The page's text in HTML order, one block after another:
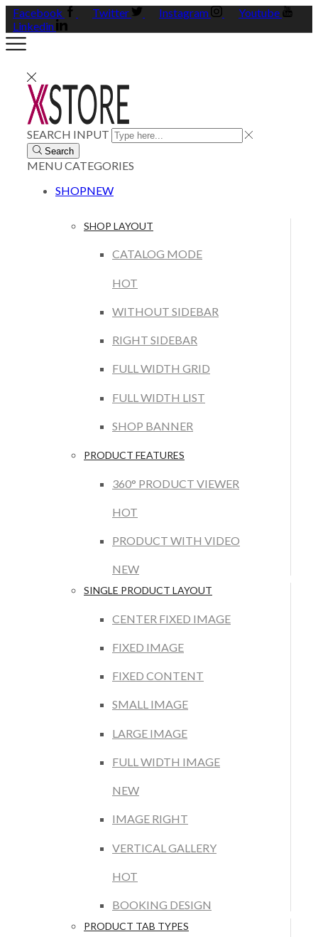
Facebook Twitter Instagram
Youtube
Linkedin
SEARCH INPUT
Search
MENUCATEGORIES
SHOPNEW
SHOP LAYOUT
CATALOG MODE
HOT
WITHOUT SIDEBAR
RIGHT SIDEBAR
FULL WIDTH GRID
FULL WIDTH LIST
SHOP BANNER
PRODUCT FEATURES
360° PRODUCT VIEWER
HOT
PRODUCT WITH VIDEO
NEW
SINGLE PRODUCT LAYOUT
CENTER FIXED IMAGE
FIXED IMAGE
FIXED CONTENT
SMALL IMAGE
LARGE IMAGE
FULL WIDTH IMAGE
NEW
IMAGE RIGHT
VERTICAL GALLERY
HOT
BOOKING DESIGN
PRODUCT TAB TYPES